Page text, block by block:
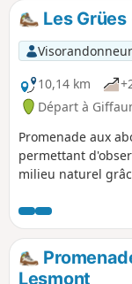
Les
Visorandonneur
10,14 km
Départ à
Promenade aux
permettant
milieu naturel
Lesmont